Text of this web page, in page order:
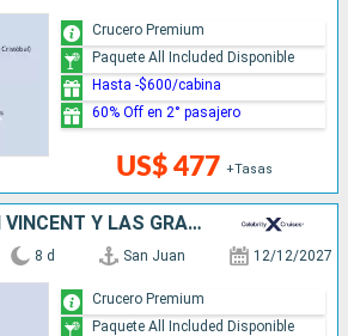
US$ 477 +Tasas
Crucero Premium
Paquete All Included Disponible
Hasta -$600/cabina
60% Off en 2° pasajero
PUERTO RICO, SAN VINCENT Y LAS GRANADINAS, BARBADOS, ANTIGUA Y BARBUDA, ESTADOS UNIDOS
8 d San Juan 12/12/2027
Crucero Premium
Paquete All Included Disponible